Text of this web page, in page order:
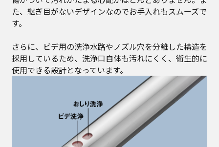
た、継ぎ目がないデザインなのでお手入れもスムーズで
す。
さらに、ビデ用の洗浄水路やノズル穴を分離した構造を
採用しているため、洗浄口自体も汚れにくく、衛生的に
使用できる設計となっています。